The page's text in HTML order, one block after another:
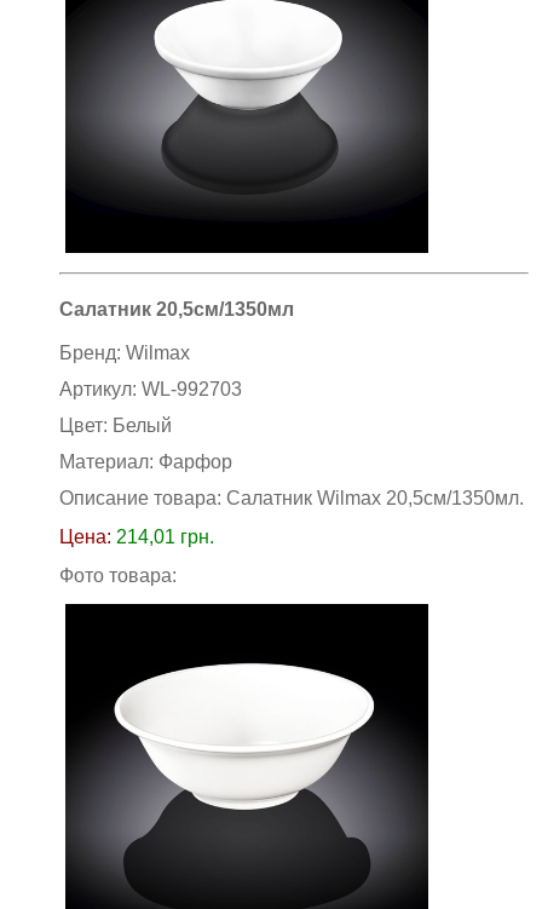
Салатник 20,5см/1350мл
Бренд: Wilmax
Артикул: WL-992703
Цвет: Белый
Материал: Фарфор
Описание товара: Салатник Wilmax 20,5см/1350мл.
Цена: 214,01 грн.
Фото товара: